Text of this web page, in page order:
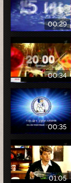
00:29
00:34
00:35
01:05